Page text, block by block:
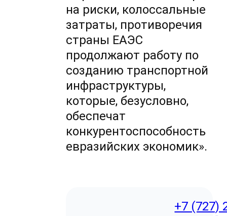
на риски, колоссальные
затраты, противоречия
страны ЕАЭС
продолжают работу по
созданию транспортной
инфраструктуры,
которые, безусловно,
обеспечат
конкурентоспособность
евразийских экономик».
+7 (727)